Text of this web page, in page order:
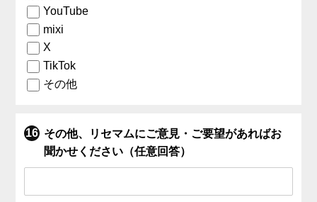
YouTube
mixi
X
TikTok
その他
その他、リセマムにご意見・ご要望があればお
聞かせください（任意回答）